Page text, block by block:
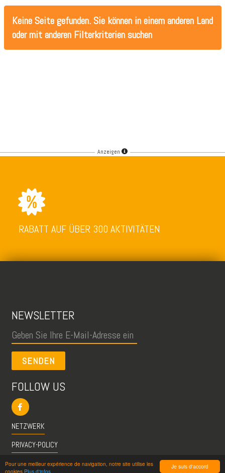
Je suis d'accord
Pour une meilleur expérience de navigation, notre site utilise les
cookies Plus d'infos
Keine Seite gefunden. Sie können in einem anderen Land
oder mit anderen Filterkriterien suchen
Anzeigen
RABATT AUF ÜBER 300 AKTIVITÄTEN
NEWSLETTER
SENDEN
FOLLOW US
NETZWERK
PRIVACY-POLICY
CGU